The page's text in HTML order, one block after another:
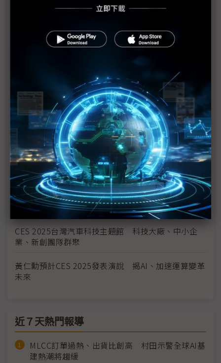
啓碁宣布參展CES 推出車用高效能運算平台
擷發CES 2025助攻聯發科AIoT平台
耐能預告CES新品 邊緣GPT、機器人軟硬整合等
三星、樂金、SK出擊CES AI仍為關鍵詞
英特爾將於CES討論新世代AI PC技術
樂金Innotek CES 2025新品搶先看：開發車用RGB-
IR車艙相機模組
台灣新創國家隊挺進CES 5大領域展軟硬實力
行競進軍超跑及儲能市場 獲CES 2025創新獎
CES 2025台灣汽車科技主題館 科技大廠、中小企
業、新創團隊群聚
黃仁勳預計CES 2025發表演說 揭AI、加速運算變革
未來
近７天熱門報導
MLCC訂單過熱、出貨比創高 村田示警全球AI基
建熱潮將趨緩